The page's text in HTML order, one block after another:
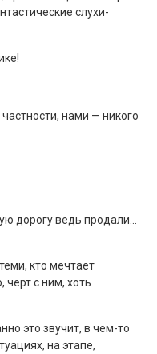
слухи-
нами — никого
дорогу ведь продали…
кто мечтает
черт с ним, хоть
это звучит, в чем-то
на этапе,